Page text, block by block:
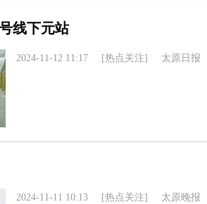
线下元站
2024-11-12 11:17 [热点关注] 太原日报
2024-11-11 10:13 [热点关注] 太原晚报